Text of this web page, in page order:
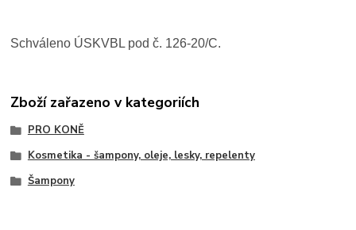
Schváleno ÚSKVBL pod č. 126-20/C.
Zboží zařazeno v kategoriích
PRO KONĚ
Kosmetika - šampony, oleje, lesky, repelenty
Šampony